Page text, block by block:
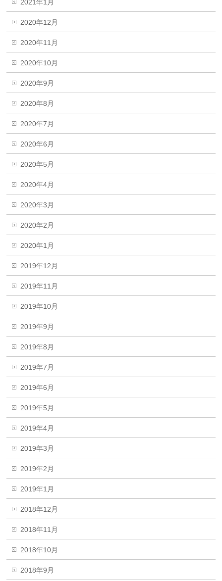
2021年1月
2020年12月
2020年11月
2020年10月
2020年9月
2020年8月
2020年7月
2020年6月
2020年5月
2020年4月
2020年3月
2020年2月
2020年1月
2019年12月
2019年11月
2019年10月
2019年9月
2019年8月
2019年7月
2019年6月
2019年5月
2019年4月
2019年3月
2019年2月
2019年1月
2018年12月
2018年11月
2018年10月
2018年9月